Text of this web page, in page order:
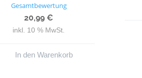
5.00
Gesamtbewertung
20,99€
inkl. 10 % MwSt.
In den Warenkorb